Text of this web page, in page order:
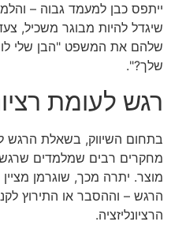
ייתפס כבן למעמד גבוה –
שיגדל להיות מבוגר משכיל,
שלהם את המשפט "הבן שלי
שלך?".
רגש לעומת
בתחום השיווק, בשאלת הרגש
מחקרים רבים שמלמדים
מוצר. יתרה מכך, שוגרמן
הרגש – וההסבר או התירוץ
הרציונליזציה.